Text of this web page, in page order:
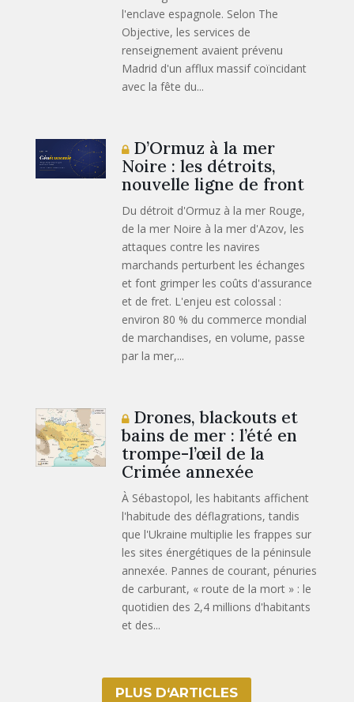
l'enclave espagnole. Selon The
Objective, les services de
renseignement avaient prévenu
Madrid d'un afflux massif coïncidant
avec la fête du...
D’Ormuz à la mer
Noire : les détroits,
nouvelle ligne de front
Du détroit d'Ormuz à la mer Rouge,
de la mer Noire à la mer d'Azov, les
attaques contre les navires
marchands perturbent les échanges
et font grimper les coûts d'assurance
et de fret. L'enjeu est colossal :
environ 80 % du commerce mondial
de marchandises, en volume, passe
par la mer,...
Drones, blackouts et
bains de mer : l’été en
trompe-l’œil de la
Crimée annexée
À Sébastopol, les habitants affichent
l'habitude des déflagrations, tandis
que l'Ukraine multiplie les frappes sur
les sites énergétiques de la péninsule
annexée. Pannes de courant, pénuries
de carburant, « route de la mort » : le
quotidien des 2,4 millions d'habitants
et des...
PLUS D‘ARTICLES